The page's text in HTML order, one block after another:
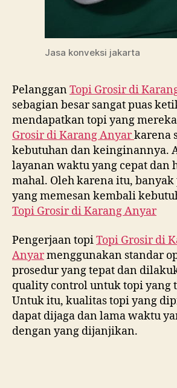
Jasa konveksi jakarta
PelangganTopi Grosir di
sebagian besar sangat puas
mendapatkan topi yang
Grosir diKarang Anyarkarena
kebutuhan dan keinginannya.
layanan waktu yang cepat dan
mahal. Oleh karena itu,
yang memesan kembali
Topi Grosir diKarang Anyar
Pengerjaan topiTopi Grosir di
Anyarmenggunakan standar
prosedur yang tepat dan
quality control untuk topi yang
Untuk itu, kualitas topi yang
dapat dijaga dan lama waktu
dengan yang dijanjikan.